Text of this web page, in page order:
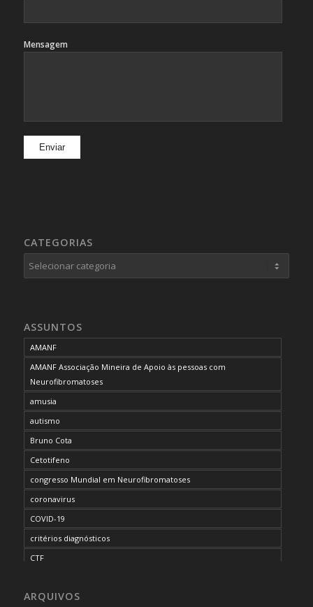
Mensagem
CATEGORIAS
Categorias
ASSUNTOS
AMANF
AMANF Associação Mineira de Apoio às pessoas com
Neurofibromatoses
amusia
autismo
Bruno Cota
Cetotifeno
congresso Mundial em Neurofibromatoses
coronavirus
COVID-19
critérios diagnósticos
CTF
desordem do processamento auditivo
ARQUIVOS